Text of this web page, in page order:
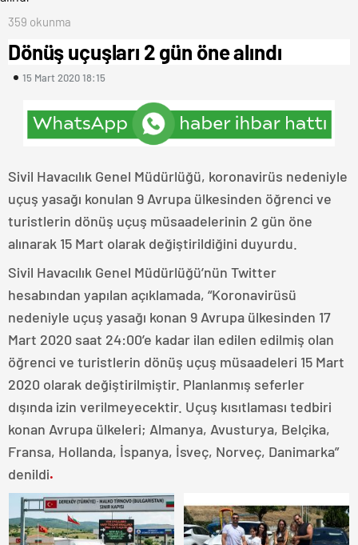
359 okunma
Dönüş uçuşları 2 gün öne alındı
15 Mart 2020 18:15
Sivil Havacılık Genel Müdürlüğü, koronavirüs nedeniyle
uçuş yasağı konulan 9 Avrupa ülkesinden öğrenci ve
turistlerin dönüş uçuş müsaadelerinin 2 gün öne
alınarak 15 Mart olarak değiştirildiğini duyurdu.
Sivil Havacılık Genel Müdürlüğü’nün Twitter
hesabından yapılan açıklamada, “Koronavirüsü
nedeniyle uçuş yasağı konan 9 Avrupa ülkesinden 17
Mart 2020 saat 24:00’e kadar ilan edilen edilmiş olan
öğrenci ve turistlerin dönüş uçuş müsaadeleri 15 Mart
2020 olarak değiştirilmiştir. Planlanmış seferler
dışında izin verilmeyecektir. Uçuş kısıtlaması tedbiri
konan Avrupa ülkeleri; Almanya, Avusturya, Belçika,
Fransa, Hollanda, İspanya, İsveç, Norveç, Danimarka”
denildi.